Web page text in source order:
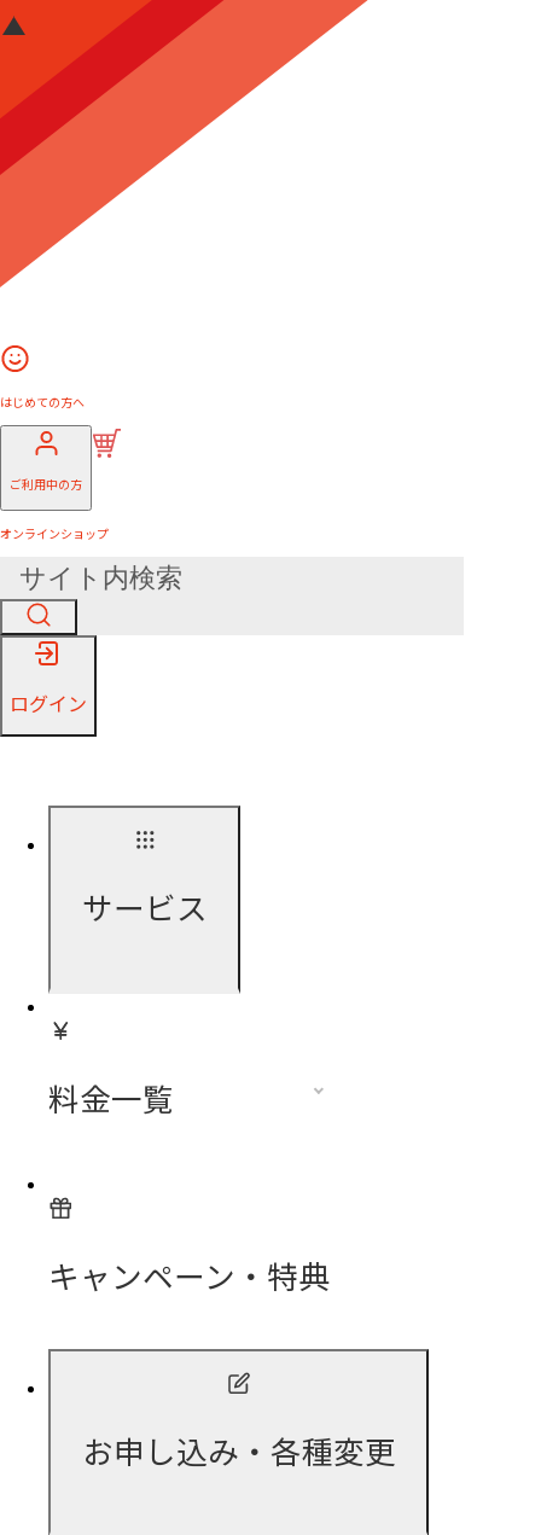
はじめての方へ
ご利用中の方
オンラインショップ
ログイン
サービス
料金一覧
キャンペーン・特典
お申し込み・各種変更